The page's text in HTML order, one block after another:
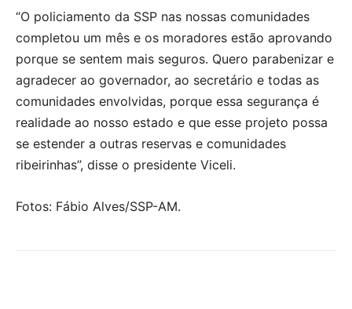
“O policiamento da SSP nas nossas comunidades
completou um mês e os moradores estão aprovando
porque se sentem mais seguros. Quero parabenizar e
agradecer ao governador, ao secretário e todas as
comunidades envolvidas, porque essa segurança é
realidade ao nosso estado e que esse projeto possa
se estender a outras reservas e comunidades
ribeirinhas”, disse o presidente Viceli.
Fotos: Fábio Alves/SSP-AM.